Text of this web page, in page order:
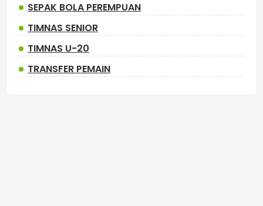
SEPAK BOLA PEREMPUAN
TIMNAS SENIOR
TIMNAS U-20
TRANSFER PEMAIN